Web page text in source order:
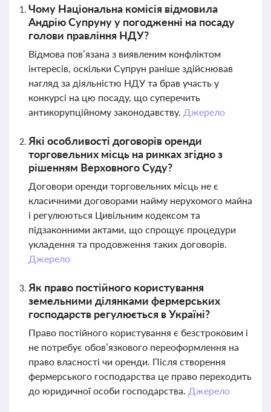
Чому Національна комісія відмовила
Андрію Супруну у погодженні на посаду
голови правління НДУ?
Відмова пов’язана з виявленим конфліктом
інтересів, оскільки Супрун раніше здійснював
нагляд за діяльністю НДУ та брав участь у
конкурсі на цю посаду, що суперечить
антикорупційному законодавству. Джерело
Які особливості договорів оренди
торговельних місць на ринках згідно з
рішенням Верховного Суду?
Договори оренди торговельних місць не є
класичними договорами найму нерухомого майна
і регулюються Цивільним кодексом та
підзаконними актами, що спрощує процедури
укладення та продовження таких договорів.
Джерело
Як право постійного користування
земельними ділянками фермерських
господарств регулюється в Україні?
Право постійного користування є безстроковим і
не потребує обов’язкового переоформлення на
право власності чи оренди. Після створення
фермерського господарства це право переходить
до юридичної особи господарства. Джерело